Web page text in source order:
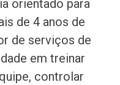
orientado para
de 4 anos de
de serviços de
em treinar
controlar